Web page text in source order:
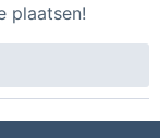
plaatsen!